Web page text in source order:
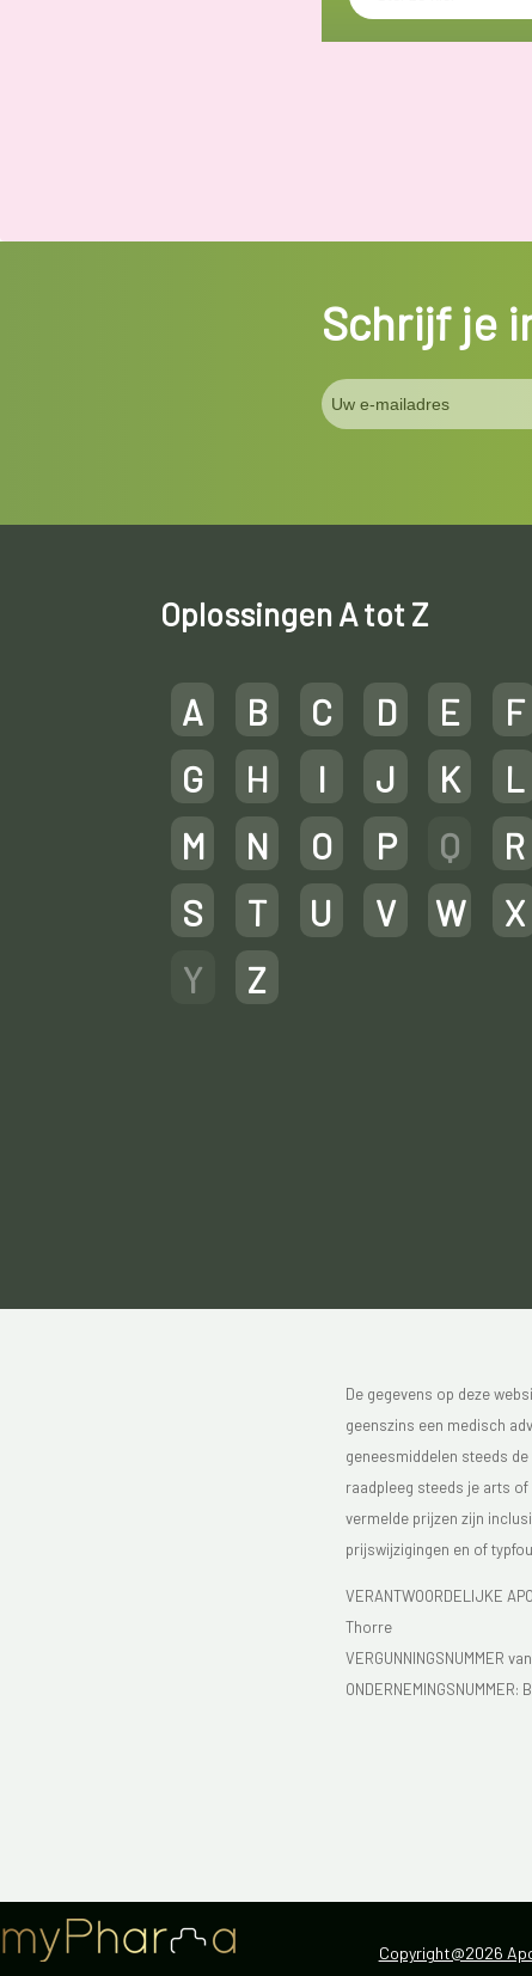
Schrijf je
Oplossingen A tot Z
A B C D E
F
G
H I J K
L
M
N O P Q
R
S
T U V W
X
Y
Z
De gegevens op deze
geenszins een medisch
geneesmiddelen steeds
raadpleeg steeds je arts
vermelde prijzen zijn
prijswijzigingen en of
VERANTWOORDELIJKE
Thorre
VERGUNNINGSNUMMER
ONDERNEMINGSNUMMER:
Copyright@2026